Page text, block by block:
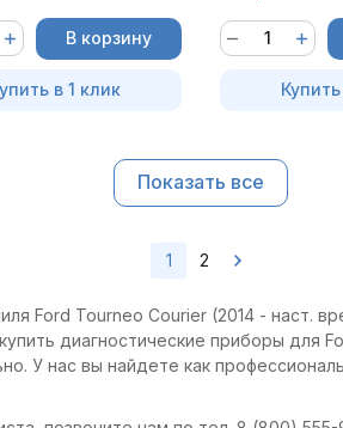
В корзину
в 1 клик
Показать все
1 2
Ford Tourneo Courier (2014 - наст.
диагностические приборы для
У нас вы найдете как